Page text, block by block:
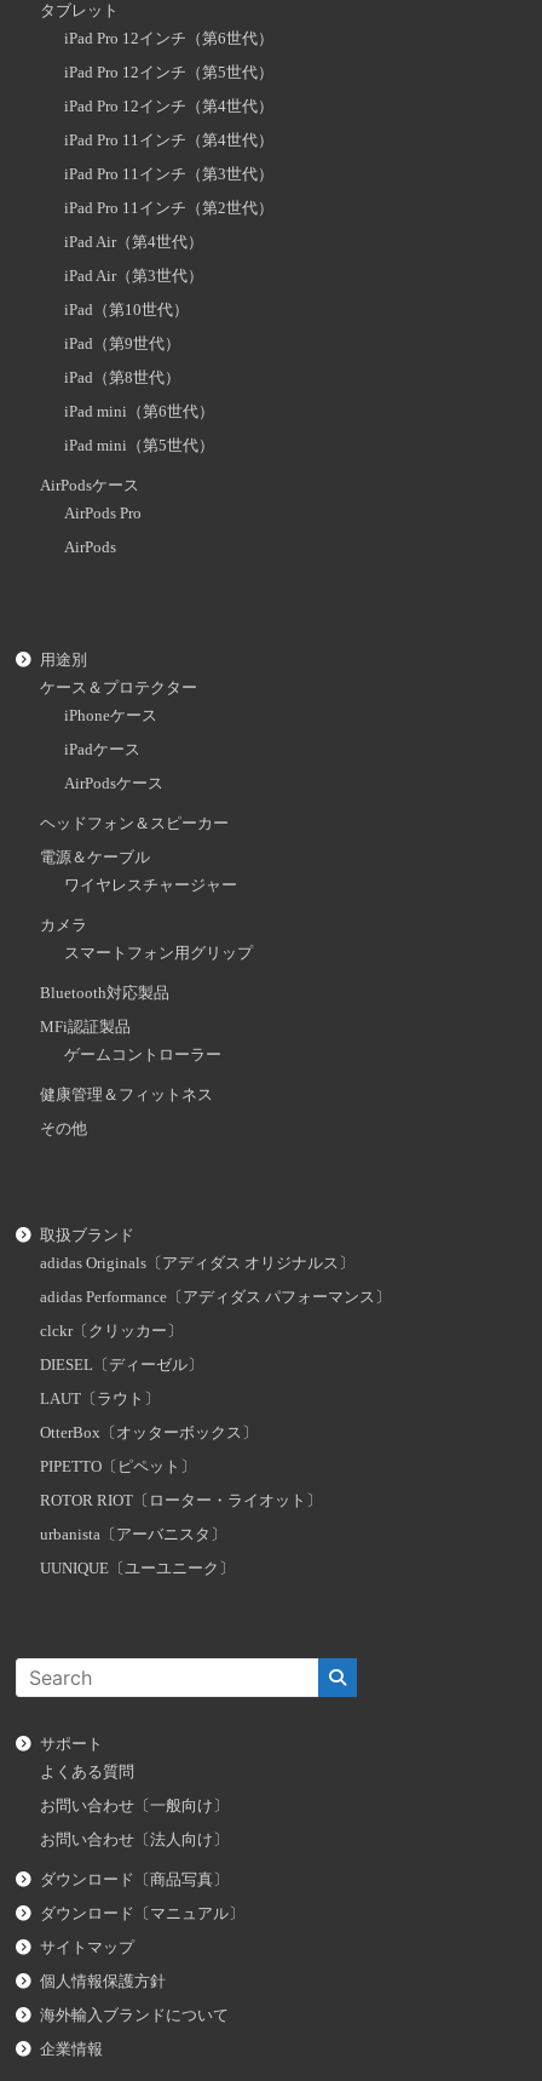
タブレット
iPad Pro 12インチ（第6世代）
iPad Pro 12インチ（第5世代）
iPad Pro 12インチ（第4世代）
iPad Pro 11インチ（第4世代）
iPad Pro 11インチ（第3世代）
iPad Pro 11インチ（第2世代）
iPad Air（第4世代）
iPad Air（第3世代）
iPad（第10世代）
iPad（第9世代）
iPad（第8世代）
iPad mini（第6世代）
iPad mini（第5世代）
AirPodsケース
AirPods Pro
AirPods
用途別
ケース＆プロテクター
iPhoneケース
iPadケース
AirPodsケース
ヘッドフォン＆スピーカー
電源＆ケーブル
ワイヤレスチャージャー
カメラ
スマートフォン用グリップ
Bluetooth対応製品
MFi認証製品
ゲームコントローラー
健康管理＆フィットネス
その他
取扱ブランド
adidas Originals〔アディダス オリジナルス〕
adidas Performance〔アディダス パフォーマンス〕
clckr〔クリッカー〕
DIESEL〔ディーゼル〕
LAUT〔ラウト〕
OtterBox〔オッターボックス〕
PIPETTO〔ピペット〕
ROTOR RIOT〔ローター・ライオット〕
urbanista〔アーバニスタ〕
UUNIQUE〔ユーユニーク〕
サポート
よくある質問
お問い合わせ〔一般向け〕
お問い合わせ〔法人向け〕
ダウンロード〔商品写真〕
ダウンロード〔マニュアル〕
サイトマップ
個人情報保護方針
海外輸入ブランドについて
企業情報